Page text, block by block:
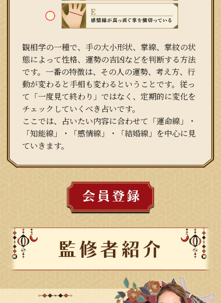
観相学の一種で、手の大小形状、掌線、掌紋の状
態によって性格、運勢の吉凶などを判断する方法
です。一番の特徴は、その人の運勢、考え方、行
動が変わると手相も変わるということです。従っ
て「一度見て終わり」ではなく、定期的に変化を
チェックしていくべき占いです。
ここでは、占いたい内容に合わせて「運命線」・
「知能線」・「感情線」・「結婚線」を中心に見
ていきます。